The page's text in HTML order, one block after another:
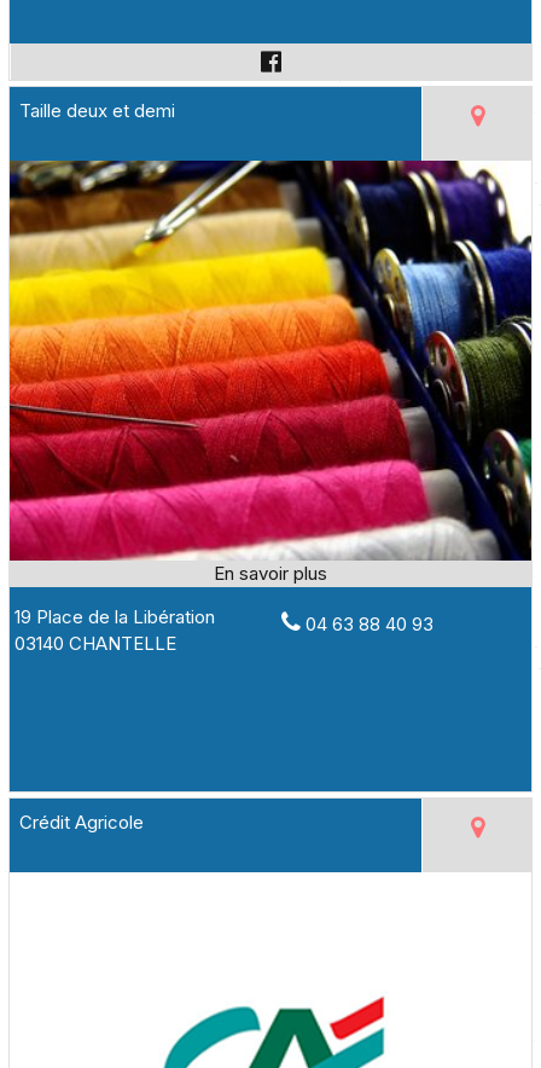
Taille deux et demi
19 Place de la Libération
03140 CHANTELLE
04 63 88 40 93
Crédit Agricole